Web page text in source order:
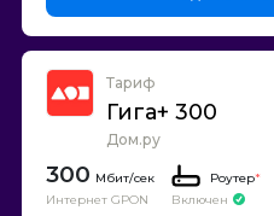
Тариф
Гига+ 300
Дом.ру
300
Интернет GPON
Роутер*
Включен